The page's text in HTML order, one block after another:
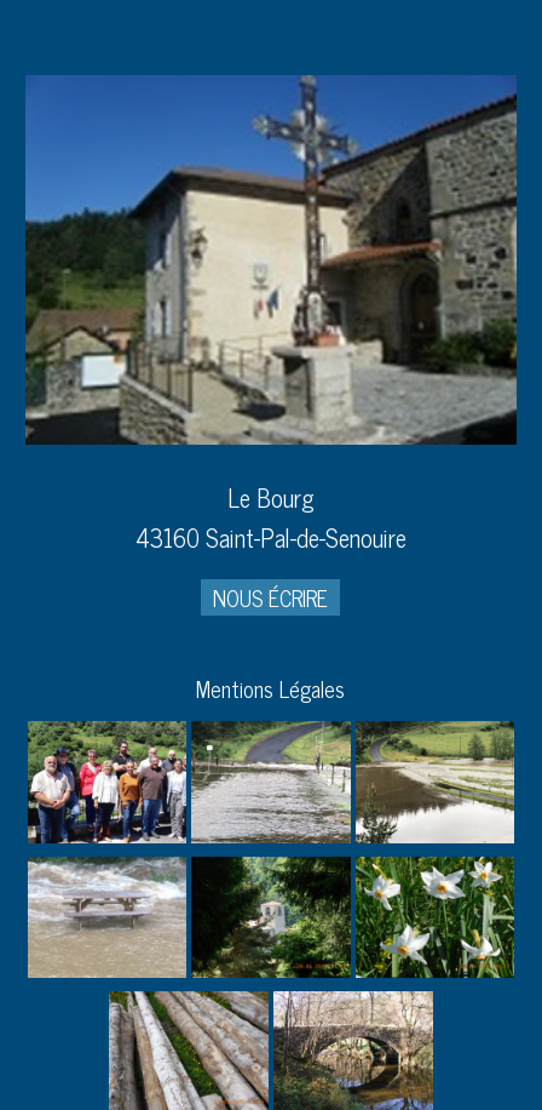
Le Bourg
43160 Saint-Pal-de-Senouire
NOUS ÉCRIRE
Mentions Légales